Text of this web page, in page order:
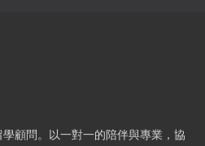
顧問。以一對一的陪伴與專業，協